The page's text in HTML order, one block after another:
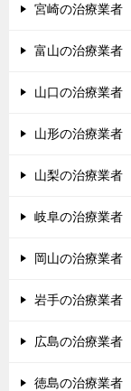
宮崎の治療業者
富山の治療業者
山口の治療業者
山形の治療業者
山梨の治療業者
岐阜の治療業者
岡山の治療業者
岩手の治療業者
広島の治療業者
徳島の治療業者